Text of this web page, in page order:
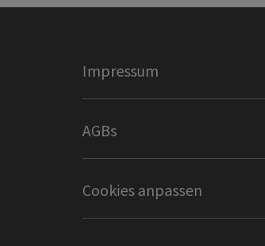
Impressum
AGBs
Cookies anpassen